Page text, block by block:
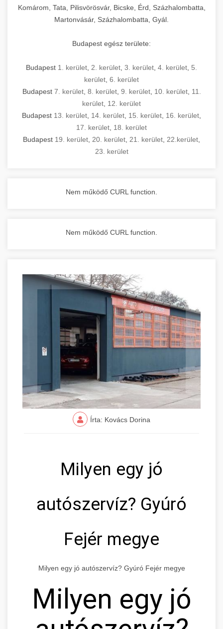
Komárom, Tata, Pilisvörösvár, Bicske, Érd, Százhalombatta,
Martonvásár, Százhalombatta, Gyál.
Budapest egész területe:
Budapest 1. kerület 2. kerület 3. kerület 4. kerület 5.
kerület 6. kerület
Budapest 7. kerület, 8. kerület, 9. kerület, 10. kerület, 11.
kerület 12. kerület
Budapest 13. kerület 14. kerület 15. kerület 16. kerület
17. kerület 18. kerület
Budapest 19. kerület 20. kerület 21. kerület 22.kerület
23. kerület
Nem működő CURL function.
Nem működő CURL function.
Írta: Kovács Dorina
Milyen egy jó
autószervíz? Gyúró
Fejér megye
Milyen egy jó autószervíz? Gyúró Fejér megye
Milyen egy jó